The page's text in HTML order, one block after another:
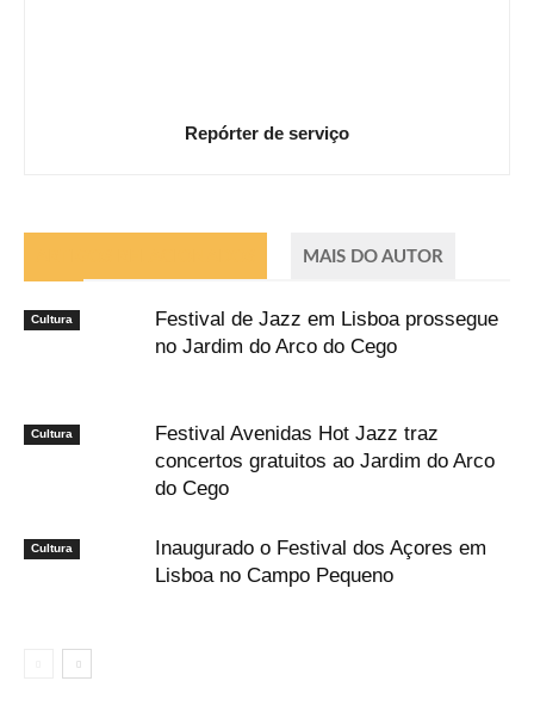
Repórter de serviço
MAIS DO AUTOR
Cultura
Festival de Jazz em Lisboa prossegue
no Jardim do Arco do Cego
Cultura
Festival Avenidas Hot Jazz traz
concertos gratuitos ao Jardim do Arco
do Cego
Cultura
Inaugurado o Festival dos Açores em
Lisboa no Campo Pequeno